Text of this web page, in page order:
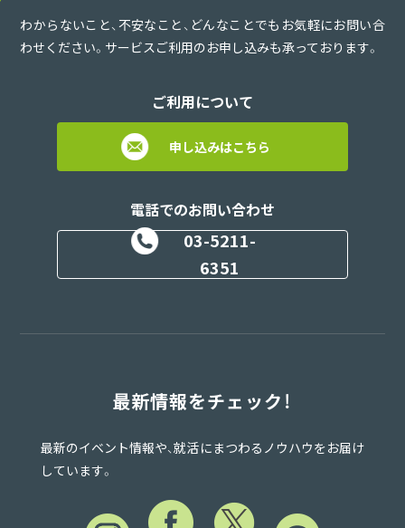
わからないこと、不安なこと、どんなことでもお気軽にお問い合
わせください。サービスご利用のお申し込みも承っております。
ご利用について
申し込みはこちら
電話でのお問い合わせ
03-5211-
6351
最新情報をチェック！
最新のイベント情報や、就活にまつわるノウハウをお届け
しています。